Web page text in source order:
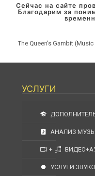
Сейчас на сайте
Благодарим за
The Queen’s Gambit
УСЛУГИ
АНАЛИЗ
+
УСЛУГИ